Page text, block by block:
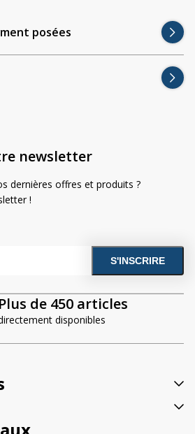
Plus de 450 articles
disponibles
posées
newsletter
dernières offres et produits ?
!